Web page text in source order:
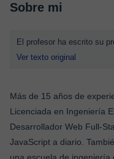
Sobre mi
El profesor ha escrito su
Ver texto original
Más de 15 años de
Licenciada en Ingeniería
Desarrollador Web Full-
JavaScript a diario.